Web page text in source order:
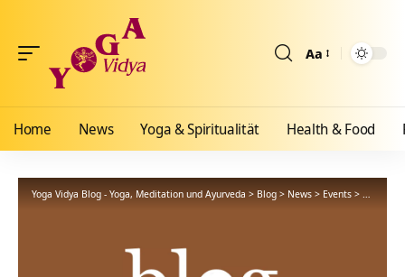
Aa
Home News Yoga & Spiritualität Health & Food
Yoga Vidya Blog - Yoga, Meditation und Ayurveda > Blog > News > Events > Online